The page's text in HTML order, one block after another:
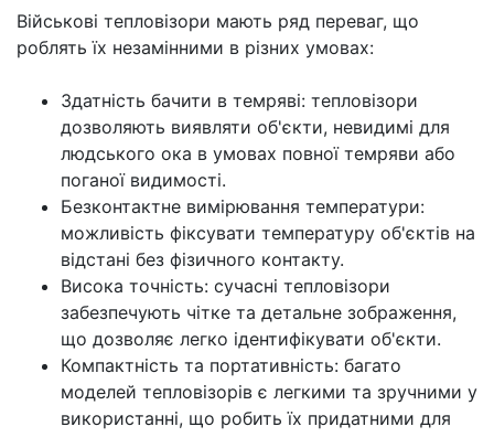
Військові тепловізори мають ряд переваг, що
роблять їх незамінними в різних умовах:
Здатність бачити в темряві: тепловізори
дозволяють виявляти об'єкти, невидимі для
людського ока в умовах повної темряви або
поганої видимості.
Безконтактне вимірювання температури:
можливість фіксувати температуру об'єктів на
відстані без фізичного контакту.
Висока точність: сучасні тепловізори
забезпечують чітке та детальне зображення,
що дозволяє легко ідентифікувати об'єкти.
Компактність та портативність: багато
моделей тепловізорів є легкими та зручними у
використанні, що робить їх придатними для